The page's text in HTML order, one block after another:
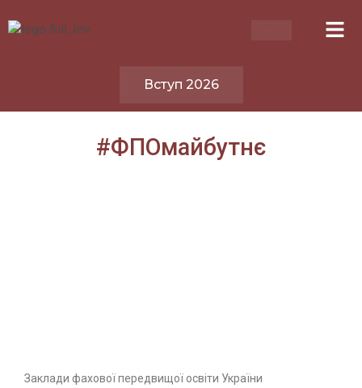
Вступ 2026
#ФПОмайбутнє
Заклади фахової передвищої освіти України